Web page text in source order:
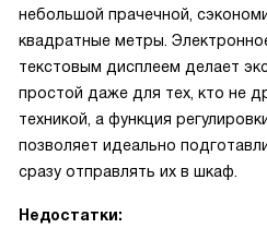
небольшой прачечной,
квадратные метры.
текстовым дисплеем делает
простой даже для тех, кто не
техникой, а функция
позволяет идеально
сразу отправлять их в шкаф.
Недостатки: